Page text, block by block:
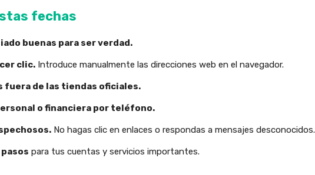
fechas
buenas para ser verdad.
clic. Introduce manualmente las direcciones web en el navegador.
fuera de las tiendas oficiales.
o financiera por teléfono.
No hagas clic en enlaces o respondas a mensajes desconocidos.
para tus cuentas y servicios importantes.